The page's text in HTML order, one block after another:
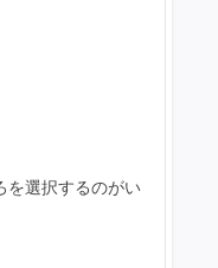
を選択するのがい